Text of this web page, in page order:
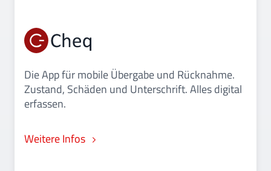
Die App für mobile Übergabe und Rücknahme.
Zustand, Schäden und Unterschrift. Alles digital
erfassen.
Weitere Infos